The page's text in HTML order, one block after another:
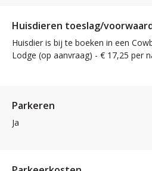
Huisdieren toeslag/
Huisdier is bij te boeken in een
Lodge (op aanvraag) - € 17,25 per
Parkeren
Ja